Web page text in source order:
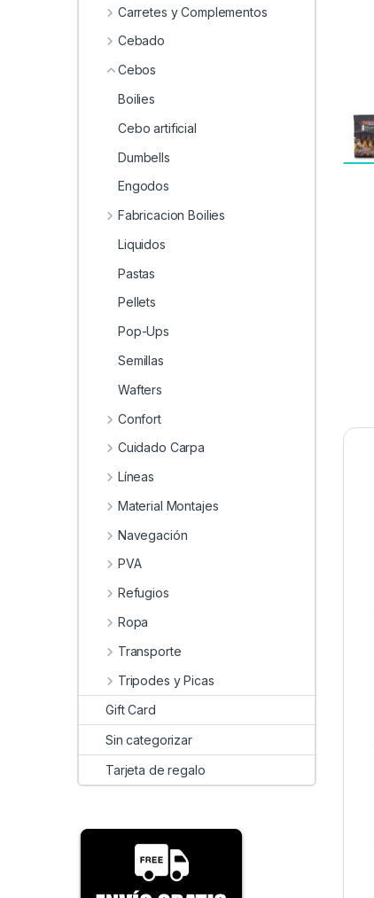
Carretes y Complementos
Cebado
Cebos
Boilies
Cebo artificial
Dumbells
Engodos
Fabricacion Boilies
Liquidos
Pastas
Pellets
Pop-Ups
Semillas
Wafters
Confort
Cuidado Carpa
Líneas
Material Montajes
Navegación
PVA
Refugios
Ropa
Transporte
Tripodes y Picas
Gift Card
Sin categorizar
Tarjeta de regalo